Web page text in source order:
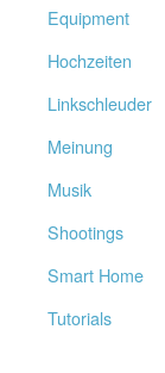
Equipment
Hochzeiten
Linkschleuder
Meinung
Musik
Shootings
Smart Home
Tutorials